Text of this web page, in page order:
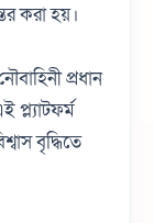
করা হয়।
প্রধান
প্ল্যাটফর্ম
বৃদ্ধিতে